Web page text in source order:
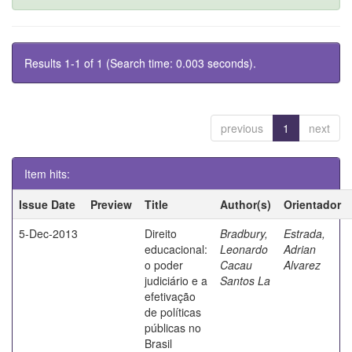
Results 1-1 of 1 (Search time: 0.003 seconds).
previous 1 next
Item hits:
Issue Date
Preview Title Author(s)
Orientador
5-Dec-2013
Direito
educacional:
o poder
judiciário e a
efetivação
de políticas
públicas no
Brasil
Bradbury,
Leonardo
Cacau
Santos La
Estrada,
Adrian
Alvarez